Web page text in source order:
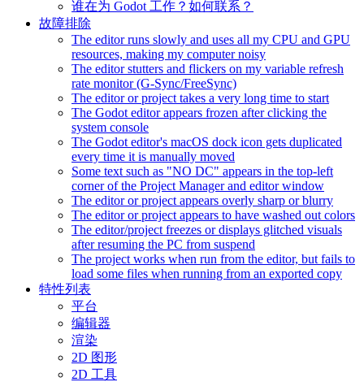
谁在为 Godot 工作？如何联系？
故障排除
The editor runs slowly and uses all my CPU and GPU
resources, making my computer noisy
The editor stutters and flickers on my variable refresh
rate monitor (G-Sync/FreeSync)
The editor or project takes a very long time to start
The Godot editor appears frozen after clicking the
system console
The Godot editor's macOS dock icon gets duplicated
every time it is manually moved
Some text such as "NO DC" appears in the top-left
corner of the Project Manager and editor window
The editor or project appears overly sharp or blurry
The editor or project appears to have washed out colors
The editor/project freezes or displays glitched visuals
after resuming the PC from suspend
The project works when run from the editor, but fails to
load some files when running from an exported copy
特性列表
平台
编辑器
渲染
2D 图形
2D 工具